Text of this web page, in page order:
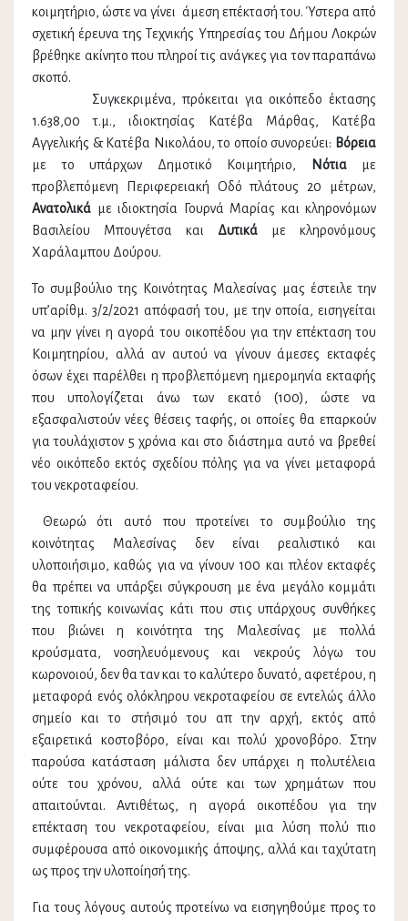
κοιμητήριο, ώστε να γίνει άμεση επέκτασή του. Ύστερα από
σχετική έρευνα της Τεχνικής Υπηρεσίας του Δήμου Λοκρών
βρέθηκε ακίνητο που πληροί τις ανάγκες για τον παραπάνω
σκοπό.
Συγκεκριμένα, πρόκειται για οικόπεδο έκτασης
1.638,00 τ.μ., ιδιοκτησίας Κατέβα Μάρθας, Κατέβα
Αγγελικής & Κατέβα Νικολάου, το οποίο συνορεύει: Βόρεια
με το υπάρχων Δημοτικό Κοιμητήριο,
Νότια με
προβλεπόμενη Περιφερειακή Οδό πλάτους 20 μέτρων,
Ανατολικά με ιδιοκτησία Γουρνά Μαρίας και κληρονόμων
Βασιλείου Μπουγέτσα και Δυτικά με κληρονόμους
Χαράλαμπου Δούρου.
Το συμβούλιο της Κοινότητας Μαλεσίνας μας έστειλε την
υπ’αρίθμ. 3/2/2021 απόφασή του, με την οποία, εισηγείται
να μην γίνει η αγορά του οικοπέδου για την επέκταση του
Κοιμητηρίου, αλλά αν αυτού να γίνουν άμεσες εκταφές
όσων έχει παρέλθει η προβλεπόμενη ημερομηνία εκταφής
που υπολογίζεται άνω των εκατό (100), ώστε να
εξασφαλιστούν νέες θέσεις ταφής, οι οποίες θα επαρκούν
για τουλάχιστον 5 χρόνια και στο διάστημα αυτό να βρεθεί
νέο οικόπεδο εκτός σχεδίου πόλης για να γίνει μεταφορά
του νεκροταφείου.
Θεωρώ ότι αυτό που προτείνει το συμβούλιο της
κοινότητας Μαλεσίνας δεν είναι ρεαλιστικό και
υλοποιήσιμο, καθώς για να γίνουν 100 και πλέον εκταφές
θα πρέπει να υπάρξει σύγκρουση με ένα μεγάλο κομμάτι
της τοπικής κοινωνίας κάτι που στις υπάρχους συνθήκες
που βιώνει η κοινότητα της Μαλεσίνας με πολλά
κρούσματα, νοσηλευόμενους και νεκρούς λόγω του
κωρονοιού, δεν θα ταν και το καλύτερο δυνατό, αφετέρου, η
μεταφορά ενός ολόκληρου νεκροταφείου σε εντελώς άλλο
σημείο και το στήσιμό του απ την αρχή, εκτός από
εξαιρετικά κοστοβόρο, είναι και πολύ χρονοβόρο. Στην
παρούσα κατάσταση μάλιστα δεν υπάρχει η πολυτέλεια
ούτε του χρόνου, αλλά ούτε και των χρημάτων που
απαιτούνται. Αντιθέτως, η αγορά οικοπέδου για την
επέκταση του νεκροταφείου, είναι μια λύση πολύ πιο
συμφέρουσα από οικονομικής άποψης, αλλά και ταχύτατη
ως προς την υλοποίησή της.
Για τους λόγους αυτούς προτείνω να εισηγηθούμε προς το